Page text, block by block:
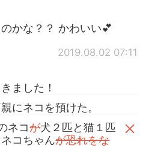
かな？？ かわいい💕
2019.08.02 07:11
ました！
にネコを預けた。
ネコが犬２匹と猫１匹
コちゃんが恐れをな